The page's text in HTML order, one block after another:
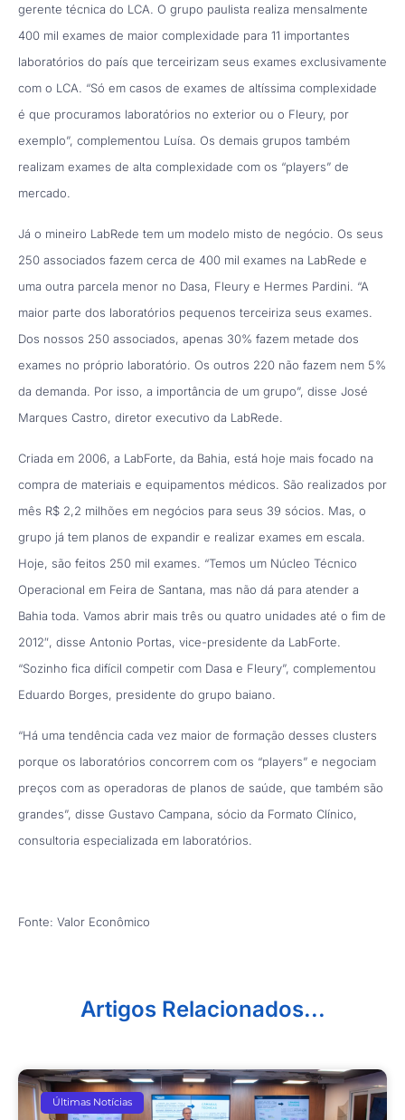
gerente técnica do LCA. O grupo paulista realiza mensalmente
400 mil exames de maior complexidade para 11 importantes
laboratórios do país que terceirizam seus exames exclusivamente
com o LCA. “Só em casos de exames de altíssima complexidade
é que procuramos laboratórios no exterior ou o Fleury, por
exemplo”, complementou Luísa. Os demais grupos também
realizam exames de alta complexidade com os “players” de
mercado.
Já o mineiro LabRede tem um modelo misto de negócio. Os seus
250 associados fazem cerca de 400 mil exames na LabRede e
uma outra parcela menor no Dasa, Fleury e Hermes Pardini. “A
maior parte dos laboratórios pequenos terceiriza seus exames.
Dos nossos 250 associados, apenas 30% fazem metade dos
exames no próprio laboratório. Os outros 220 não fazem nem 5%
da demanda. Por isso, a importância de um grupo”, disse José
Marques Castro, diretor executivo da LabRede.
Criada em 2006, a LabForte, da Bahia, está hoje mais focado na
compra de materiais e equipamentos médicos. São realizados por
mês R$ 2,2 milhões em negócios para seus 39 sócios. Mas, o
grupo já tem planos de expandir e realizar exames em escala.
Hoje, são feitos 250 mil exames. “Temos um Núcleo Técnico
Operacional em Feira de Santana, mas não dá para atender a
Bahia toda. Vamos abrir mais três ou quatro unidades até o fim de
2012″, disse Antonio Portas, vice-presidente da LabForte.
“Sozinho fica difícil competir com Dasa e Fleury”, complementou
Eduardo Borges, presidente do grupo baiano.
“Há uma tendência cada vez maior de formação desses clusters
porque os laboratórios concorrem com os “players” e negociam
preços com as operadoras de planos de saúde, que também são
grandes”, disse Gustavo Campana, sócio da Formato Clínico,
consultoria especializada em laboratórios.
Fonte: Valor Econômico
Artigos Relacionados...
Últimas Notícias